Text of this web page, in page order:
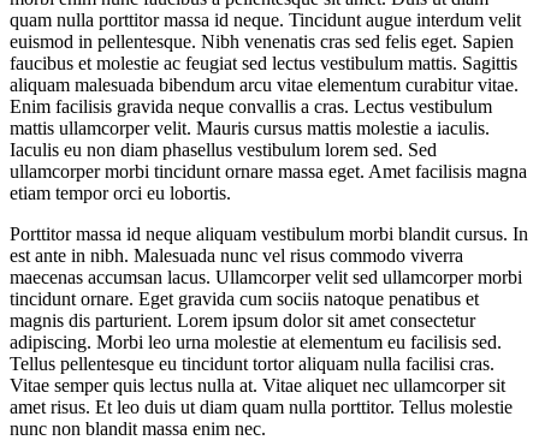
quam nulla porttitor massa id neque. Tincidunt augue interdum velit
euismod in pellentesque. Nibh venenatis cras sed felis eget. Sapien
faucibus et molestie ac feugiat sed lectus vestibulum mattis. Sagittis
aliquam malesuada bibendum arcu vitae elementum curabitur vitae.
Enim facilisis gravida neque convallis a cras. Lectus vestibulum
mattis ullamcorper velit. Mauris cursus mattis molestie a iaculis.
Iaculis eu non diam phasellus vestibulum lorem sed. Sed
ullamcorper morbi tincidunt ornare massa eget. Amet facilisis magna
etiam tempor orci eu lobortis.
Porttitor massa id neque aliquam vestibulum morbi blandit cursus. In
est ante in nibh. Malesuada nunc vel risus commodo viverra
maecenas accumsan lacus. Ullamcorper velit sed ullamcorper morbi
tincidunt ornare. Eget gravida cum sociis natoque penatibus et
magnis dis parturient. Lorem ipsum dolor sit amet consectetur
adipiscing. Morbi leo urna molestie at elementum eu facilisis sed.
Tellus pellentesque eu tincidunt tortor aliquam nulla facilisi cras.
Vitae semper quis lectus nulla at. Vitae aliquet nec ullamcorper sit
amet risus. Et leo duis ut diam quam nulla porttitor. Tellus molestie
nunc non blandit massa enim nec.